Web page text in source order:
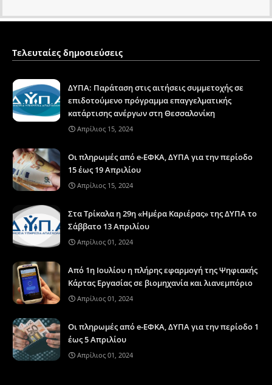
Τελευταίες δημοσιεύσεις
ΔΥΠΑ: Παράταση στις αιτήσεις συμμετοχής σε
επιδοτούμενο πρόγραμμα επαγγελματικής
κατάρτισης ανέργων στη Θεσσαλονίκη
Απρίλιος 15, 2024
Οι πληρωμές από e-ΕΦΚΑ, ΔΥΠΑ για την περίοδο
15 έως 19 Απριλίου
Απρίλιος 15, 2024
Στα Τρίκαλα η 29η «Ημέρα Καριέρας» της ΔΥΠΑ το
Σάββατο 13 Απριλίου
Απρίλιος 01, 2024
Από 1η Ιουλίου η πλήρης εφαρμογή της Ψηφιακής
Κάρτας Εργασίας σε βιομηχανία και λιανεμπόριο
Απρίλιος 01, 2024
Οι πληρωμές από e-ΕΦΚΑ, ΔΥΠΑ για την περίοδο 1
έως 5 Απριλίου
Απρίλιος 01, 2024